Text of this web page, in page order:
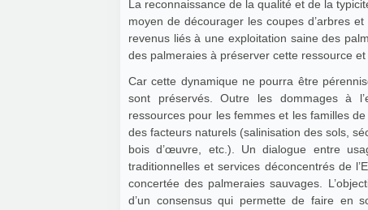
La reconnaissance de la qualité et de la
moyen de décourager les coupes d’arbres
revenus liés à une exploitation saine des
des palmeraies à préserver cette ressource
Car cette dynamique ne pourra être
sont préservés. Outre les dommages à
ressources pour les femmes et les familles
des facteurs naturels (salinisation des sols,
bois d’œuvre, etc.). Un dialogue entre
traditionnelles et services déconcentrés de
concertée des palmeraies sauvages.
d’un consensus qui permette de faire en